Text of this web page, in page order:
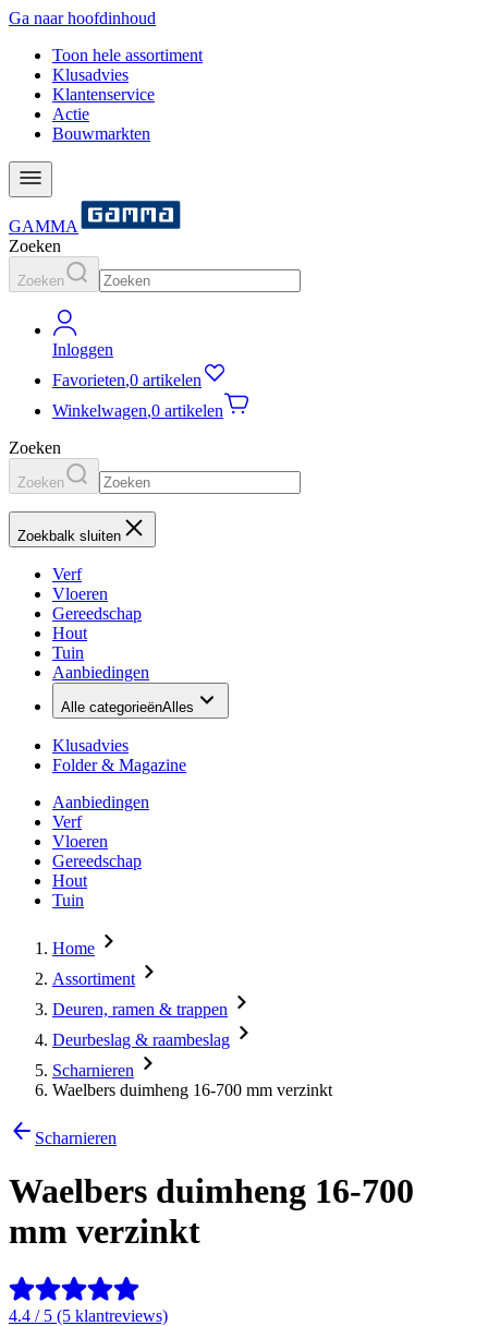
Ga naar hoofdinhoud
Toon hele assortiment
Klusadvies
Klantenservice
Actie
Bouwmarkten
GAMMA
Zoeken
Zoeken
Inloggen
Favorieten,0 artikelen
Winkelwagen,0 artikelen
Zoeken
Zoeken
Zoekbalk sluiten
Verf
Vloeren
Gereedschap
Hout
Tuin
Aanbiedingen
Alle categorieënAlles
Klusadvies
Folder & Magazine
Aanbiedingen
Verf
Vloeren
Gereedschap
Hout
Tuin
Home
Assortiment
Deuren, ramen & trappen
Deurbeslag & raambeslag
Scharnieren
Waelbers duimheng 16-700 mm verzinkt
Scharnieren
Waelbers duimheng 16-700
mm verzinkt
4.4 / 5 (5 klantreviews)